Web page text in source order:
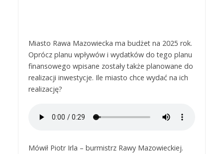
Miasto Rawa Mazowiecka ma budżet na 2025 rok.
Oprócz planu wpływów i wydatków do tego planu
finansowego wpisane zostały także planowane do
realizacji inwestycje. Ile miasto chce wydać na ich
realizację?
Mówił Piotr Irla – burmistrz Rawy Mazowieckiej.